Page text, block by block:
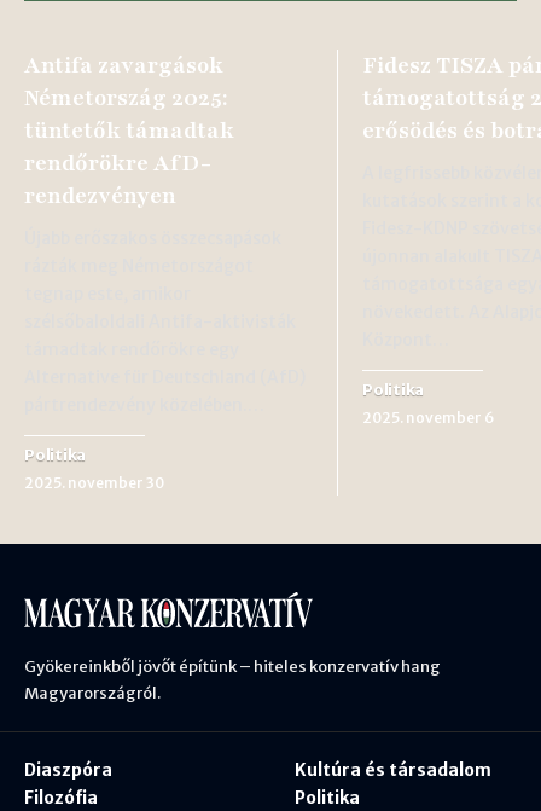
Antifa zavargások
Németország 2025:
tüntetők támadtak
rendőrökre AfD-
rendezvényen
Politika
2025. november 30
Fidesz TISZA
támogatottság
erősödés és
Politika
2025. november 6
Gyökereinkből jövőt építünk – hiteles konzervatív hang
Magyarországról.
Diaszpóra
Filozófia
Kultúra és társadalom
Politika